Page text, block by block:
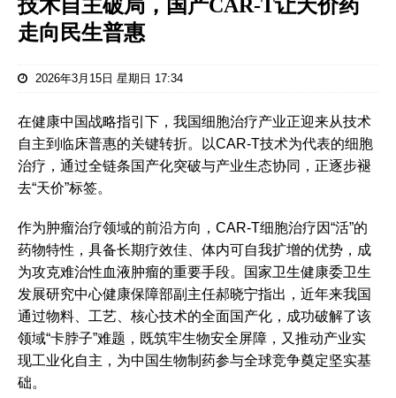
技术自主破局，国产CAR-T让天价药
走向民生普惠
2026年3月15日 星期日 17:34
在健康中国战略指引下，我国细胞治疗产业正迎来从技术
自主到临床普惠的关键转折。以CAR-T技术为代表的细胞
治疗，通过全链条国产化突破与产业生态协同，正逐步褪
去“天价”标签。
作为肿瘤治疗领域的前沿方向，CAR-T细胞治疗因“活”的
药物特性，具备长期疗效佳、体内可自我扩增的优势，成
为攻克难治性血液肿瘤的重要手段。国家卫生健康委卫生
发展研究中心健康保障部副主任郝晓宁指出，近年来我国
通过物料、工艺、核心技术的全面国产化，成功破解了该
领域“卡脖子”难题，既筑牢生物安全屏障，又推动产业实
现工业化自主，为中国生物制药参与全球竞争奠定坚实基
础。